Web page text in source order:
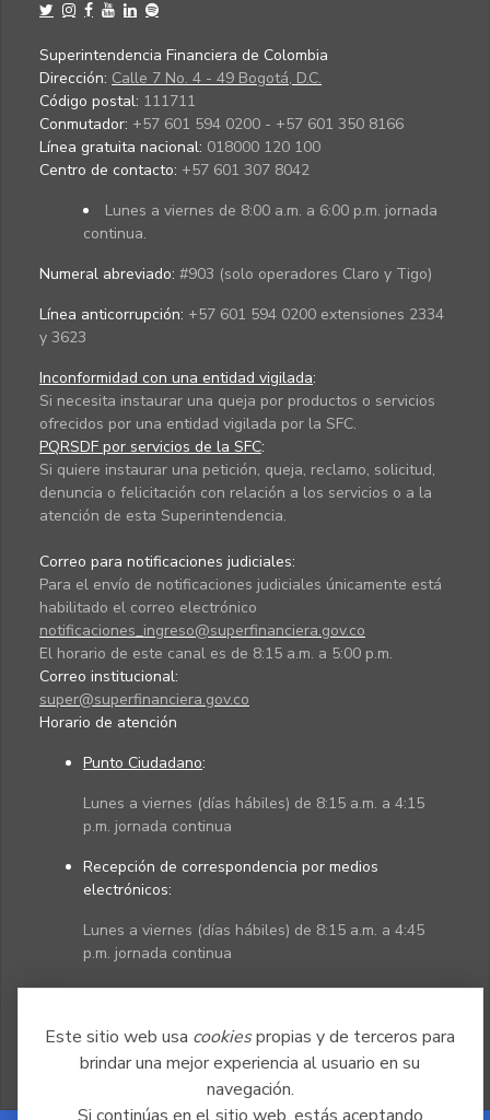
Este sitio web usa cookiespropias y de terceros para
brindar una mejor experiencia al usuario en su
navegación.
Superintendencia Financiera de Colombia
Dirección: Calle 7 No. 4 - 49 Bogotá, D.C.
Código postal: 111711
Conmutador: +57 601 594 0200 - +57 601 350 8166
Línea gratuita nacional: 018000 120 100
Centro de contacto: +57 601 307 8042
Lunes a viernes de 8:00 a.m. a 6:00 p.m. jornada
continua.
Numeral abreviado: #903 (solo operadores Claro y Tigo)
Línea anticorrupción: +57 601 594 0200 extensiones 2334
y 3623
Inconformidad con una entidad vigilada:
Si necesita instaurar una queja por productos o servicios
ofrecidos por una entidad vigilada por la SFC.
PQRSDF por servicios de la SFC:
Si quiere instaurar una petición, queja, reclamo, solicitud,
denuncia o felicitación con relación a los servicios o a la
atención de esta Superintendencia.
Correo para notificaciones judiciales:
Para el envío de notificaciones judiciales únicamente está
habilitado el correo electrónico
notificaciones_ingreso@superfinanciera.gov.co
El horario de este canal es de 8:15 a.m. a 5:00 p.m.
Correo institucional:
super@superfinanciera.gov.co
Horario de atención
Punto Ciudadano:
Lunes a viernes (días hábiles) de 8:15 a.m. a 4:15
p.m. jornada continua
Recepción de correspondencia por medios
electrónicos:
Lunes a viernes (días hábiles) de 8:15 a.m. a 4:45
p.m. jornada continua